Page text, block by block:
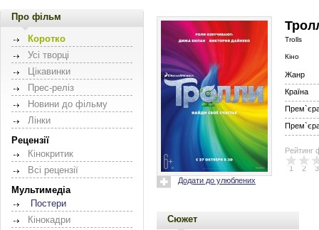
Про фільм
Коротко
Усі творці
Цікавинки
Прес-реліз
Новини до фільму
Лінки
Рецензії
Кінокритик
Всі рецензії
Мультимедіа
Постери
Кінокадри
Додати до улюблених
Trolls
Кіно
Жанр
Країна
Прем`єра
Прем`єра
Рейтинг
1 2 3
Сюжет